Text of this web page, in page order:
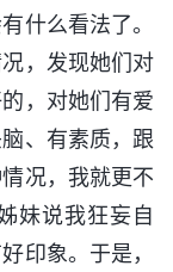
什么看法了。
，发现她们对
，对她们有爱
、有素质，跟
况，我就更不
妹说我狂妄自
印象。于是，